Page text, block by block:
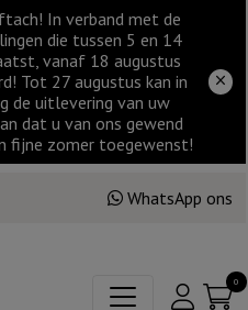
In verband met de
die tussen 5 en 14
vanaf 18 augustus
Tot 27 augustus kan in
de uitlevering van uw
dat u van ons gewend
fijne zomer toegewenst!
WhatsApp ons
0